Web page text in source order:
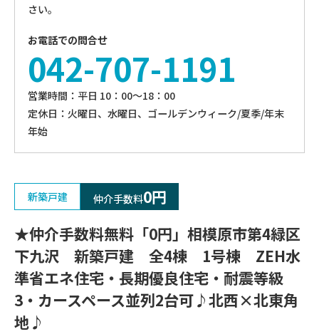
さい。
お電話での問合せ
042-707-1191
営業時間：平⽇ 10：00〜18：00
定休⽇：火曜日、⽔曜⽇、ゴールデンウィーク/夏季/年末
年始
新築戸建 仲介手数料0円
★仲介手数料無料「0円」相模原市第4緑区
下九沢 新築戸建 全4棟 1号棟 ZEH水
準省エネ住宅・長期優良住宅・耐震等級
3・カースペース並列2台可♪北西×北東角
地♪